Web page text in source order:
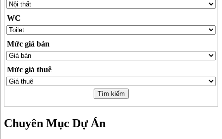
WC
Mức giá bán
Mức giá thuê
Chuyên Mục Dự Án